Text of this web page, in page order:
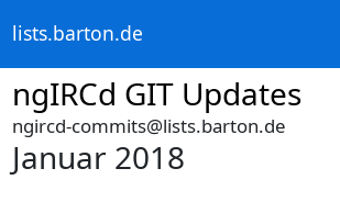
lists.barton.de
ngIRCd GIT Updates
ngircd-commits@lists.barton.de
Januar 2018